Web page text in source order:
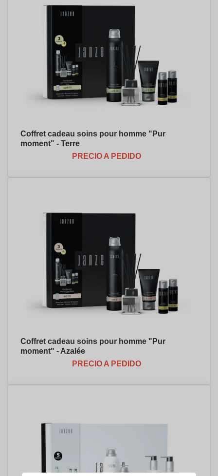
Coffret cadeau soins pour homme "Pur
moment" - Terre
PRECIO A PEDIDO
Coffret cadeau soins pour homme "Pur
moment" - Azalée
PRECIO A PEDIDO